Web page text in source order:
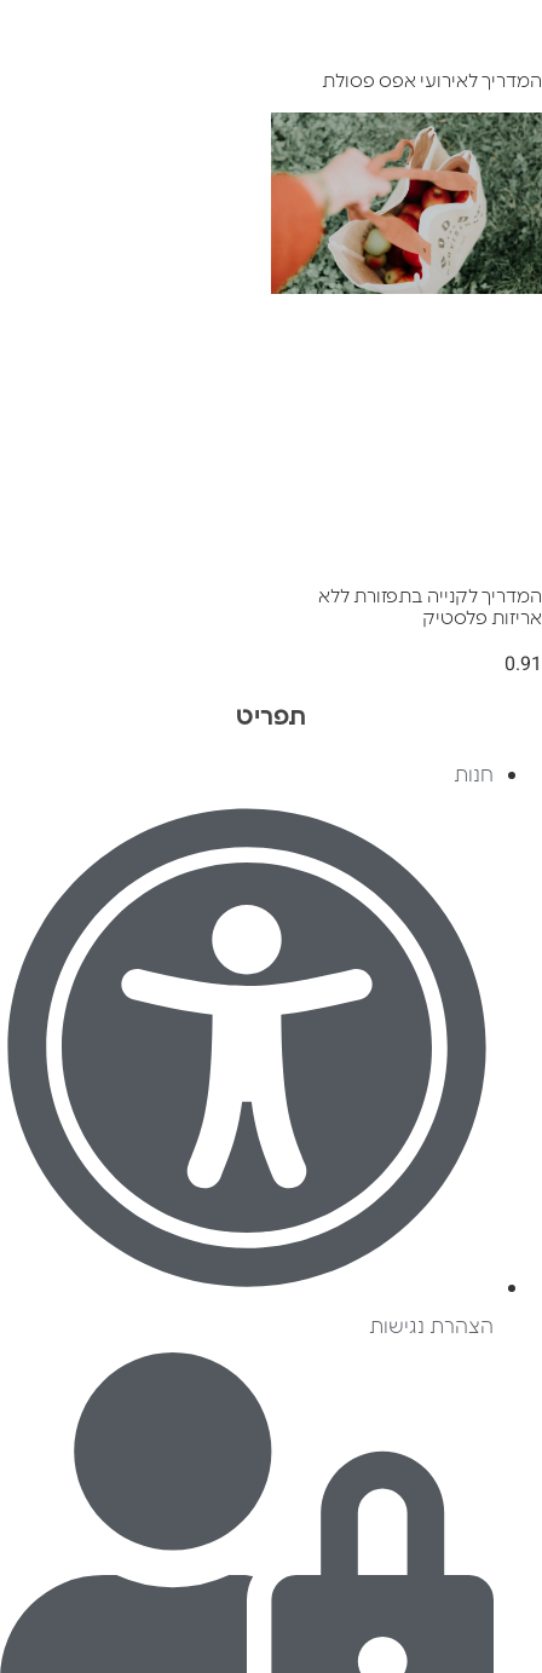
המדריך לאירועי אפס פסולת ​
המדריך לקנייה בתפזורת ללא
אריזות פלסטיק
תפריט
חנות
הצהרת נגישות